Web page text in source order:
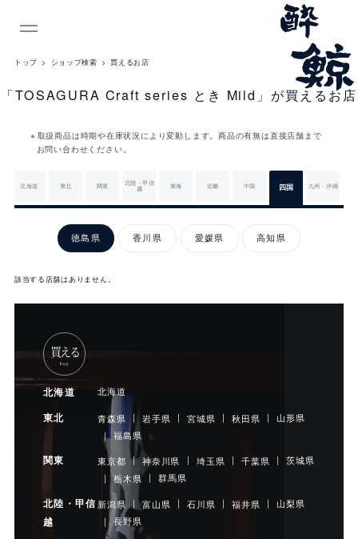
INDEX
トップ ショップ検索 買えるお店
「TOSAGURA Craft series とき Mild」が買えるお店
取扱商品は時期や在庫状況により変動します。商品の有無は直接店舗まで
お問い合わせください。
北海道 東北 関東 北陸・甲信
越 東海 近畿 中国 四国 九州・沖縄
徳島県 香川県 愛媛県 高知県
徳
島
該当する店舗はありません。
買える
buy
北海道 北海道
東北 青森県 岩手県 宮城県 秋田県
山形県
福島県
関東 東京都 神奈川県 埼玉県 千葉県
茨城県
栃木県
群馬県
北陸・甲信
越
新潟県 富山県 石川県 福井県
山梨県
長野県